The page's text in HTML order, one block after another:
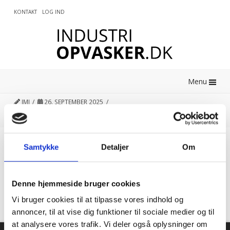
Samtykke Detaljer Om
Denne hjemmeside bruger cookies
Vi bruger cookies til at tilpasse vores indhold og
annoncer, til at vise dig funktioner til sociale medier og til
at analysere vores trafik. Vi deler også oplysninger om
KONTAKT LOG IND
Menu
JMJ 26. SEPTEMBER 2025
Kundetilfredshed
Vurderet af Georg